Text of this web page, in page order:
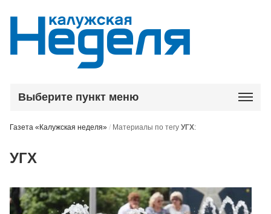
Выберите пункт меню
Газета «Калужская неделя» / Материалы по тегуУГХ:
УГХ